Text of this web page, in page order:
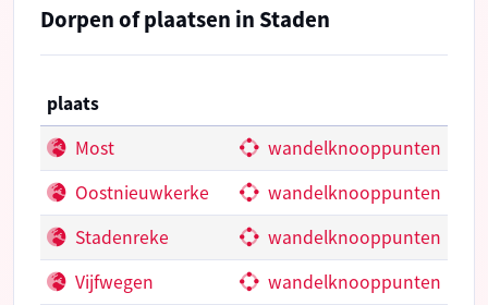
Dorpen of plaatsen in Staden
plaats
Most
wandelknooppunten
Oostnieuwkerke
wandelknooppunten
Stadenreke
wandelknooppunten
Vijfwegen
wandelknooppunten